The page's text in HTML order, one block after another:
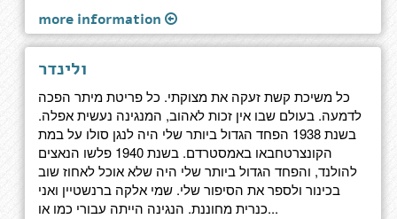
more information
ולינדר
כל משיכת קשת זעקה את מצוקתי. כל פריטת מיתר הפכה
לדמעה. בעולם שבו אין זכות לאהוב, המנגינה נעשית אפלה.
בשנת 1938 הפחד הגדול ביותר שלי היה לנגן סולו על במת
הקונצרטחבאו באמסטרדם. בשנת 1940 פלשו הנאצים
להולנד, והפחד הגדול ביותר שלי היה שלא אוכל לאחוז שוב
בכינור ולספר את הסיפור שלי. שמי אלקה ברנשטיין ואני
כנרית מחוננת. הנגינה הייתה עבורי כמו או...